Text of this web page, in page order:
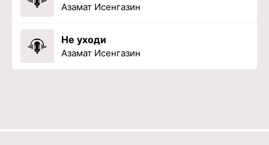
Азамат Исенгазин
Не уходи
Азамат Исенгазин